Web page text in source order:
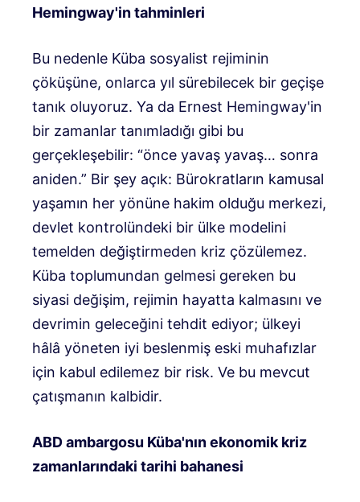
Hemingway'in tahminleri
Bu nedenle Küba sosyalist rejiminin
çöküşüne, onlarca yıl sürebilecek bir geçişe
tanık oluyoruz. Ya da Ernest Hemingway'in
bir zamanlar tanımladığı gibi bu
gerçekleşebilir: “önce yavaş yavaş… sonra
aniden.” Bir şey açık: Bürokratların kamusal
yaşamın her yönüne hakim olduğu merkezi,
devlet kontrolündeki bir ülke modelini
temelden değiştirmeden kriz çözülemez.
Küba toplumundan gelmesi gereken bu
siyasi değişim, rejimin hayatta kalmasını ve
devrimin geleceğini tehdit ediyor; ülkeyi
hâlâ yöneten iyi beslenmiş eski muhafızlar
için kabul edilemez bir risk. Ve bu mevcut
çatışmanın kalbidir.
ABD ambargosu Küba'nın ekonomik kriz
zamanlarındaki tarihi bahanesi